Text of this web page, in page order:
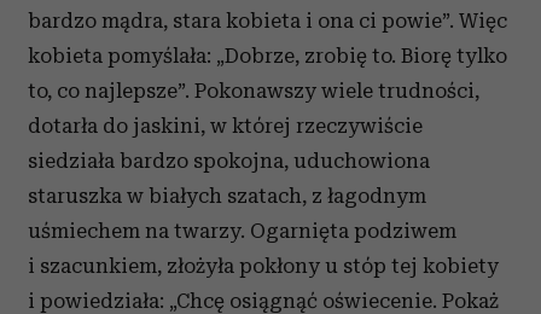
bardzo mądra, stara kobieta i ona ci powie”. Więc
kobieta pomyślała: „Dobrze, zrobię to. Biorę tylko
to, co najlepsze”. Pokonawszy wiele trudności,
dotarła do jaskini, w której rzeczywiście
siedziała bardzo spokojna, uduchowiona
staruszka w białych szatach, z łagodnym
uśmiechem na twarzy. Ogarnięta podziwem
i szacunkiem, złożyła pokłony u stóp tej kobiety
i powiedziała: „Chcę osiągnąć oświecenie. Pokaż